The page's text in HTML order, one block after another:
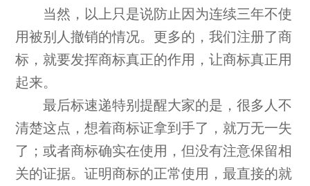
当然，以上只是说防止因为连续三年不使
用被别人撤销的情况。更多的，我们注册了商
标，就要发挥商标真正的作用，让商标真正用
起来。
最后标速递特别提醒大家的是，很多人不
清楚这点，想着商标证拿到手了，就万无一失
了；或者商标确实在使用，但没有注意保留相
关的证据。证明商标的正常使用，最直接的就